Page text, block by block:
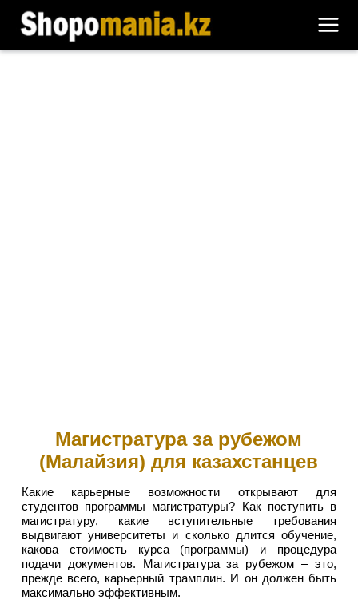
Магистратура за рубежом
(Малайзия) для казахстанцев
Какие карьерные возможности открывают для
студентов программы магистратуры? Как поступить в
магистратуру, какие вступительные требования
выдвигают университеты и сколько длится обучение,
какова стоимость курса (программы) и процедура
подачи документов. Магистратура за рубежом – это,
прежде всего, карьерный трамплин. И он должен быть
максимально эффективным.